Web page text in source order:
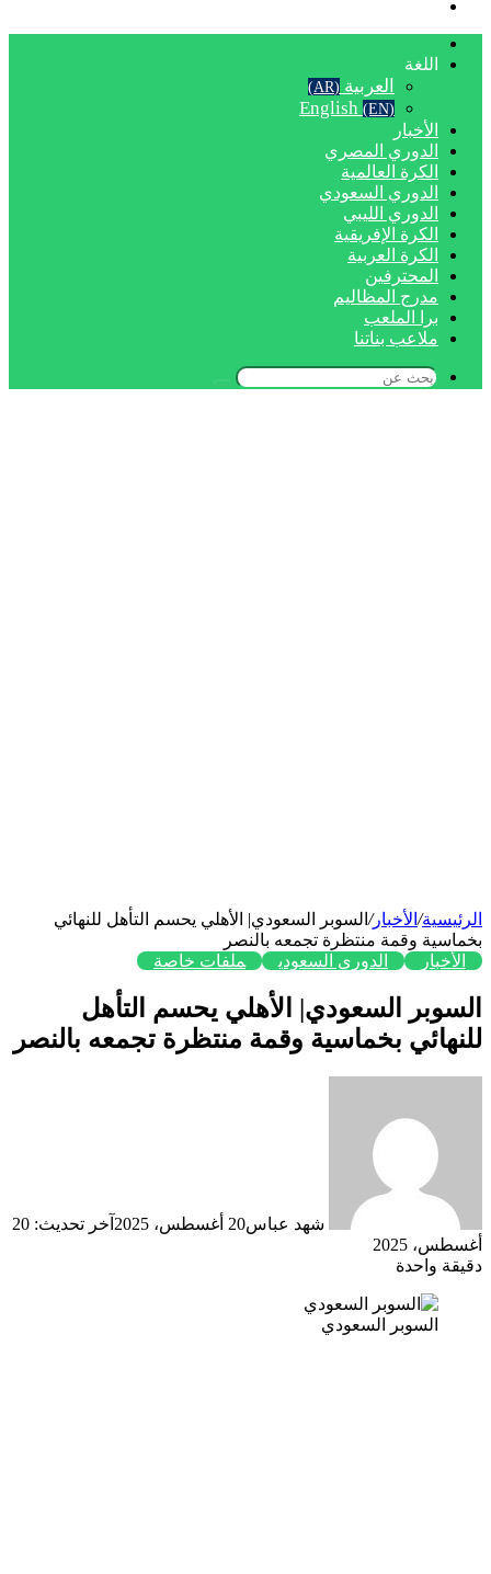
اللغة
العربية (AR)
English (EN)
الأخبار
الدوري المصري
الكرة العالمية
الدوري السعودي
الدوري الليبي
الكرة الإفريقية
الكرة العربية
المحترفين
مدرج المظاليم
برا الملعب
ملاعب بناتنا
بحث
الرئيسية/ الأخبار/ السوبر السعودي| الأهلي يحسم التأهل للنهائي
بخماسية وقمة منتظرة تجمعه بالنصر
الأخبار
الدوري السعودي ملفات خاصة
السوبر السعودي| الأهلي يحسم التأهل
للنهائي بخماسية وقمة منتظرة تجمعه بالنصر
شهد عباس20 أغسطس، 2025
آخر تحديث: 20
أغسطس، 2025
دقيقة واحدة
السوبر السعودي